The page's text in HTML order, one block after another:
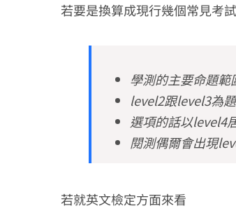
若要是換算成現行幾個常見考
學測的主要命題
level2跟level3為
選項的話以level4
閱測偶爾會出現
若就英文檢定方面來看